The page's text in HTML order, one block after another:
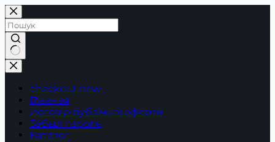
Перейти
до
вмісту
Немає
результатів
checkout new
Главная
Договір публічної оферти
Забыл пароль
Каталог